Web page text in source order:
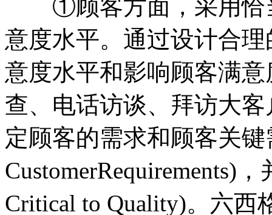
①顾客方面，采用恰
意度水平。通过设计合
意度水平和影响顾客满
查、电话访谈、拜访大
定顾客的需求和顾客关
CustomerRequirements)
Critical to Quality)。六西